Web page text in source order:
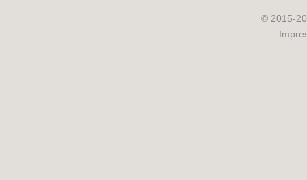
© 2015-